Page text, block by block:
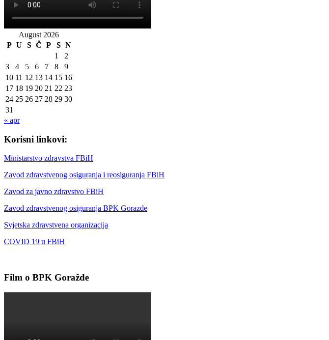
August 2026
P U S Č P S N
1
2
3
4 5 6 7 8
9
10 11 12 13 14 15 16
17 18 19 20 21 22 23
24 25 26 27 28 29 30
31
« apr
Korisni linkovi:
Ministarstvo zdravstva FBiH
Zavod zdravstvenog osiguranja i reosiguranja FBiH
Zavod za javno zdravstvo FBiH
Zavod zdravstvenog osiguranja BPK Gorazde
Svjetska zdravstvena organizacija
COVID 19 u FBiH
Film o BPK Goražde